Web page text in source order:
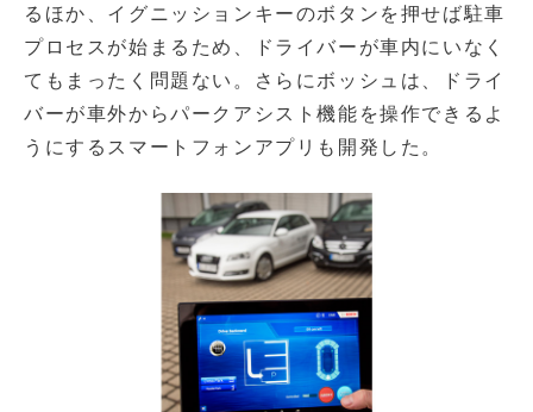
るほか、イグニッションキーのボタンを押せば駐車
プロセスが始まるため、ドライバーが車内にいなく
てもまったく問題ない。さらにボッシュは、ドライ
バーが車外からパークアシスト機能を操作できるよ
うにするスマートフォンアプリも開発した。